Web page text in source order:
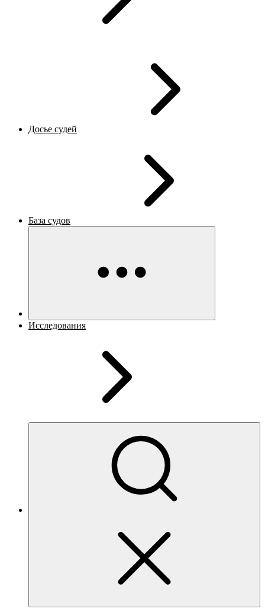
Досье судей
База судов
Исследования